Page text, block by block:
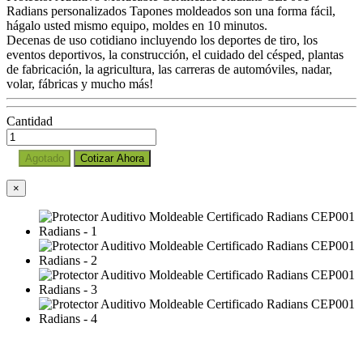
Radians personalizados Tapones moldeados son una forma fácil,
hágalo usted mismo equipo, moldes en 10 minutos.
Decenas de uso cotidiano incluyendo los deportes de tiro, los
eventos deportivos, la construcción, el cuidado del césped, plantas
de fabricación, la agricultura, las carreras de automóviles, nadar,
volar, fábricas y mucho más!
Cantidad
Agotado Cotizar Ahora
×